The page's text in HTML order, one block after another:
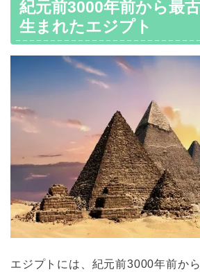
紀元前3000年前から最
生まれたエジプト
エジプトには、紀元前3000年前か